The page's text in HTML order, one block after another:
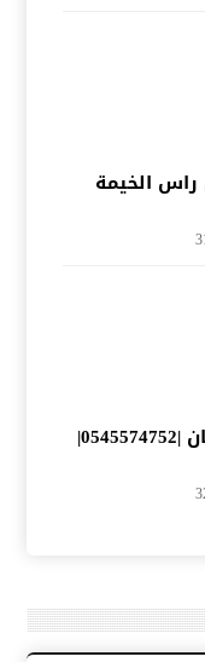
الخيمة
تركيب ابواب واخشاب في عجمان |0545574752|